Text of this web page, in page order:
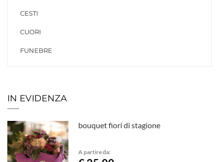
CESTI
CUORI
FUNEBRE
IN EVIDENZA
bouquet fiori di stagione
A partire da: